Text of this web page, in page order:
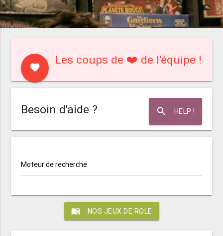
favorite
Les coups de ❤️ de l'équipe !
search HELP !
Besoin d'aide ?
Moteur de recherche
menu_book NOS JEUX DE ROLE